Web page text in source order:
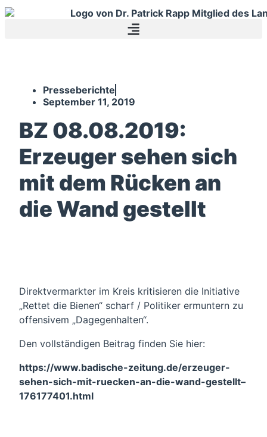
Presseberichte
September 11, 2019
BZ 08.08.2019:
Erzeuger sehen sich
mit dem Rücken an
die Wand gestellt
Direktvermarkter im Kreis kritisieren die Initiative
„Rettet die Bienen“ scharf / Politiker ermuntern zu
offensivem „Dagegenhalten“.
Den vollständigen Beitrag finden Sie hier:
https://www.badische-zeitung.de/erzeuger-
sehen-sich-mit-ruecken-an-die-wand-gestellt–
176177401.html